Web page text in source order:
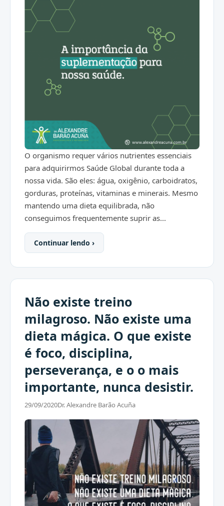
O organismo requer vários nutrientes essenciais
para adquirirmos Saúde Global durante toda a
nossa vida. São eles: água, oxigênio, carboidratos,
gorduras, proteínas, vitaminas e minerais. Mesmo
mantendo uma dieta equilibrada, não
conseguimos frequentemente suprir as...
Continuar lendo ›
Não existe treino
milagroso. Não existe uma
dieta mágica. O que existe
é foco, disciplina,
perseverança, e o o mais
importante, nunca desistir.
29/09/2020Dr. Alexandre Barão Acuña